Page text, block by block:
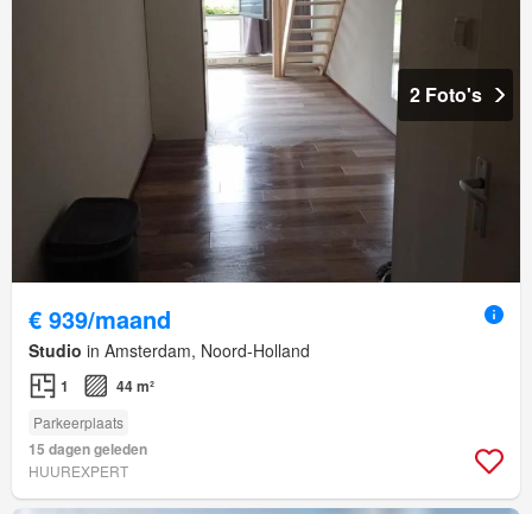
2 Foto's
€ 939/maand
Studio in Amsterdam, Noord-Holland
1 44 m²
Parkeerplaats
15 dagen geleden
HUUREXPERT